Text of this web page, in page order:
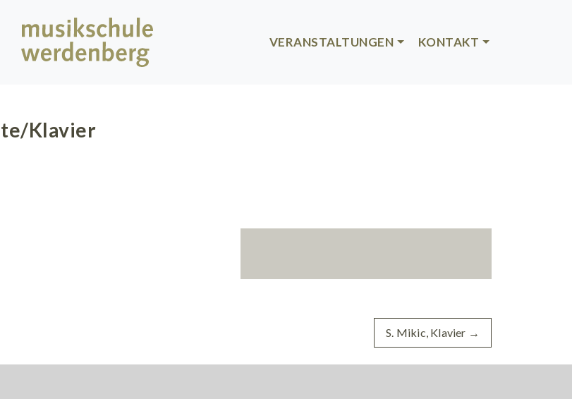
VERANSTALTUNGEN KONTAKT
Klavier
S. Mikic, Klavier →